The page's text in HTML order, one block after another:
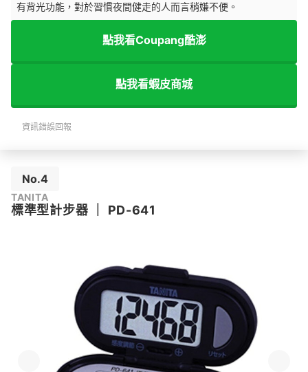
有背光功能，對於習慣夜間健走的人而言稍嫌不便。
點我看Coupang酷澎
點我看蝦皮商城
資訊錯誤回報
No.4
TANITA
標準型計步器 PD-641